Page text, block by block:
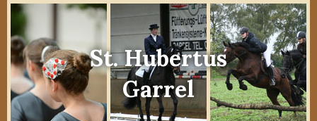
St. Hubertus
Garrel